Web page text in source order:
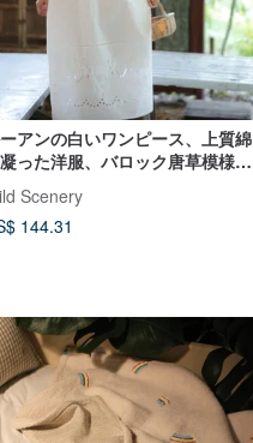
アンの白いワンピース、上質綿
った洋服、バロック唐草模様の
ス刺繍入りロングドレス
Scenery
144.31